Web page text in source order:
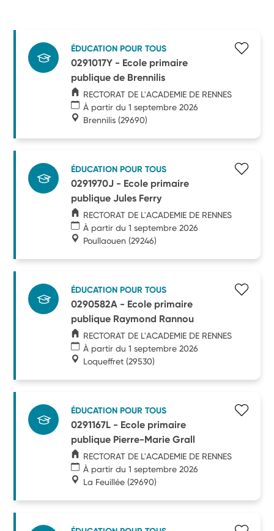
ÉDUCATION POUR TOUS
0291017Y - Ecole primaire
publique de Brennilis
RECTORAT DE L'ACADEMIE DE RENNES
À partir du 1 septembre 2026
Brennilis (29690)
ÉDUCATION POUR TOUS
0291970J - Ecole primaire
publique Jules Ferry
RECTORAT DE L'ACADEMIE DE RENNES
À partir du 1 septembre 2026
Poullaouen (29246)
ÉDUCATION POUR TOUS
0290582A - Ecole primaire
publique Raymond Rannou
RECTORAT DE L'ACADEMIE DE RENNES
À partir du 1 septembre 2026
Loqueffret (29530)
ÉDUCATION POUR TOUS
0291167L - Ecole primaire
publique Pierre-Marie Grall
RECTORAT DE L'ACADEMIE DE RENNES
À partir du 1 septembre 2026
La Feuillée (29690)